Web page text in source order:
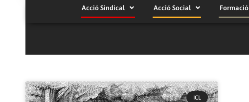
Acció Sindical Acció Social Formació
ICL